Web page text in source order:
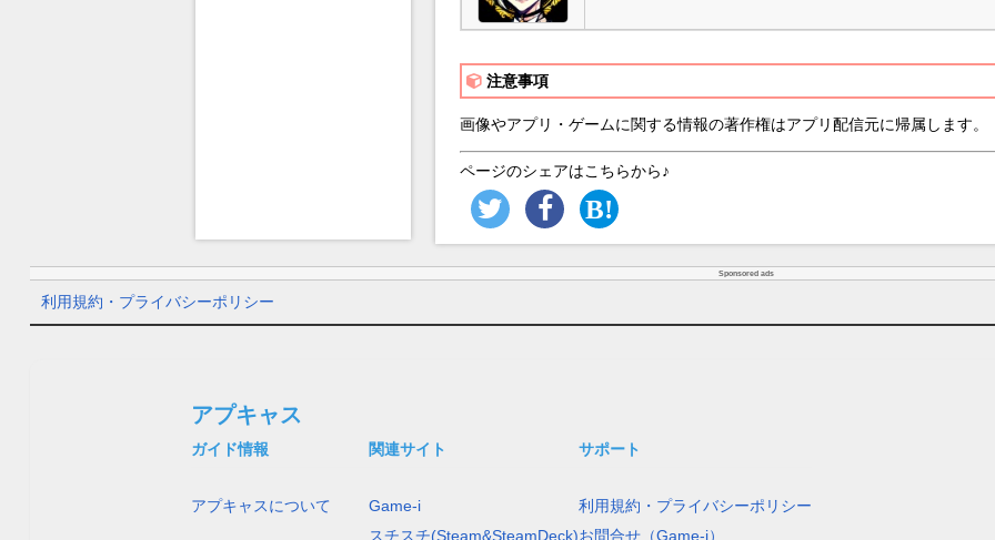
注意事項
画像やアプリ・ゲームに関する情報の著作権はアプリ配信元に帰属します。
ページのシェアはこちらから♪
Sponsored ads
利用規約・プライバシーポリシー
アプキャス
ガイド情報
アプキャスについて
関連サイト
Game-i
スチスチ(Steam&SteamDeck)
サポート
利用規約・プライバシーポリシー
お問合せ（Game-i）